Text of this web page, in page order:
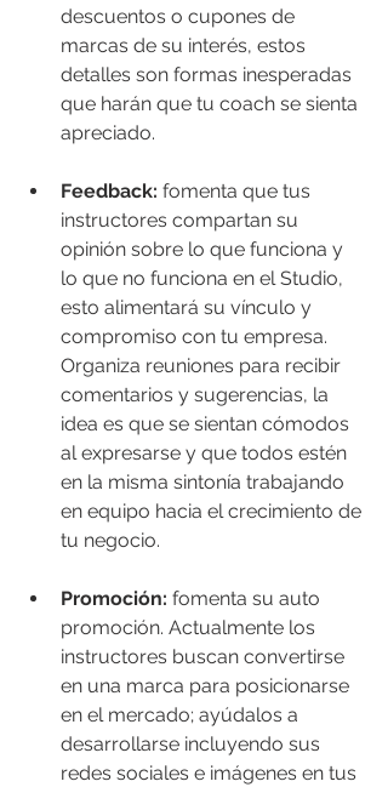
descuentos o cupones de
marcas de su interés, estos
detalles son formas inesperadas
que harán que tu coach se sienta
apreciado.
Feedback: fomenta que tus
instructores compartan su
opinión sobre lo que funciona y
lo que no funciona en el Studio,
esto alimentará su vínculo y
compromiso con tu empresa.
Organiza reuniones para recibir
comentarios y sugerencias, la
idea es que se sientan cómodos
al expresarse y que todos estén
en la misma sintonía trabajando
en equipo hacia el crecimiento de
tu negocio.
Promoción: fomenta su auto
promoción. Actualmente los
instructores buscan convertirse
en una marca para posicionarse
en el mercado; ayúdalos a
desarrollarse incluyendo sus
redes sociales e imágenes en tus